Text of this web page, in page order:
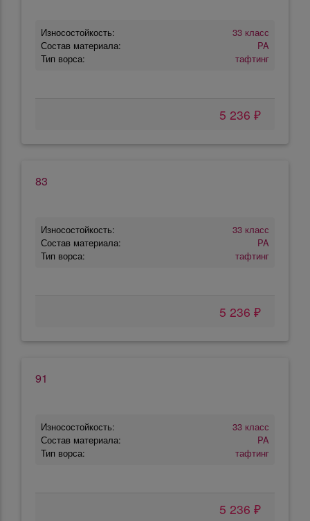
Износостойкость:
33 класс
Состав материала:
PA
Тип ворса:
тафтинг
5 236 ₽
83
Износостойкость:
33 класс
Состав материала:
PA
Тип ворса:
тафтинг
5 236 ₽
91
Износостойкость:
33 класс
Состав материала:
PA
Тип ворса:
тафтинг
5 236 ₽